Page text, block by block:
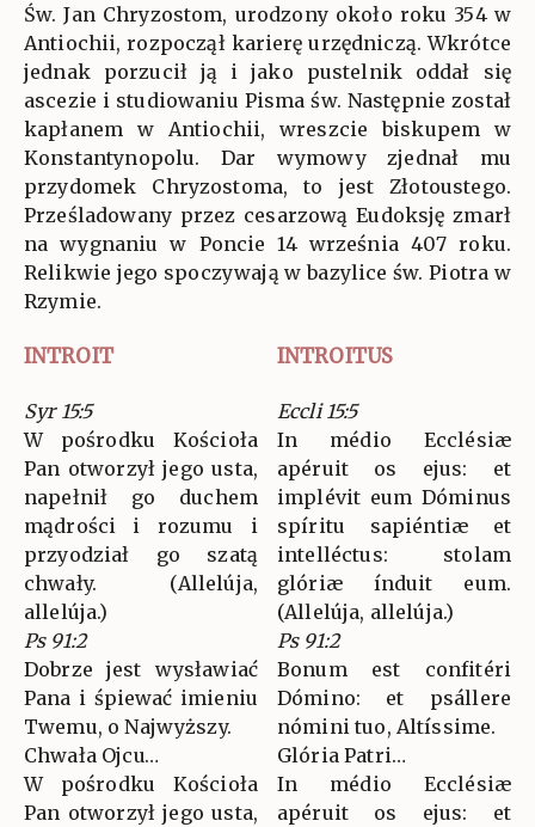
Św. Jan Chryzostom, urodzony około roku 354 w
Antiochii, rozpoczął karierę urzędniczą. Wkrótce
jednak porzucił ją i jako pustelnik oddał się
ascezie i studiowaniu Pisma św. Następnie został
kapłanem w Antiochii, wreszcie biskupem w
Konstantynopolu. Dar wymowy zjednał mu
przydomek Chryzostoma, to jest Złotoustego.
Prześladowany przez cesarzową Eudoksję zmarł
na wygnaniu w Poncie 14 września 407 roku.
Relikwie jego spoczywają w bazylice św. Piotra w
Rzymie.
INTROIT INTROITUS
Syr 15:5
W pośrodku Kościoła
Pan otworzył jego usta,
napełnił go duchem
mądrości i rozumu i
przyodział go szatą
chwały. (Allelúja,
allelúja.)
Ps 91:2
Dobrze jest wysławiać
Pana i śpiewać imieniu
Twemu, o Najwyższy.
Chwała Ojcu…
W pośrodku Kościoła
Pan otworzył jego usta,
Eccli 15:5
In médio Ecclésiæ
apéruit os ejus: et
implévit eum Dóminus
spíritu sapiéntiæ et
intelléctus: stolam
glóriæ índuit eum.
(Allelúja, allelúja.)
Ps 91:2
Bonum est confitéri
Dómino: et psállere
nómini tuo, Altíssime.
Glória Patri…
In médio Ecclésiæ
apéruit os ejus: et